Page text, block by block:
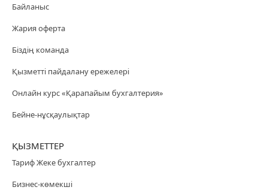
Байланыс
Жария оферта
Біздің команда
Қызметті пайдалану ережелері
Онлайн курс «Қарапайым бухгалтерия»
Бейне-нұсқаулықтар
ҚЫЗМЕТТЕР
Тариф Жеке бухгалтер
Бизнес-көмекші